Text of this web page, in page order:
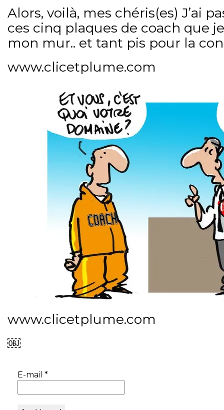
Alors, voilà, mes chéris(es) J’ai
ces cinq plaques de coach que
mon mur.. et tant pis pour la
www.clicetplume.com
www.clicetplume.com
￼
E-mail *